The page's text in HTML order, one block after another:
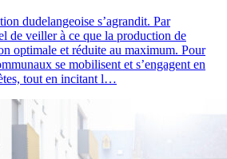
dudelangeoise s’agrandit. Par
de veiller à ce que la production de
optimale et réduite au maximum. Pour
se mobilisent et s’engagent en
tout en incitant l…